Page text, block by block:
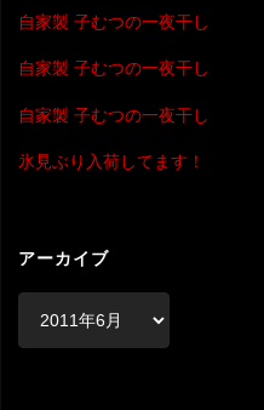
自家製 子むつの一夜干し
自家製 子むつの一夜干し
自家製 子むつの一夜干し
氷見ぶり入荷してます！
アーカイブ